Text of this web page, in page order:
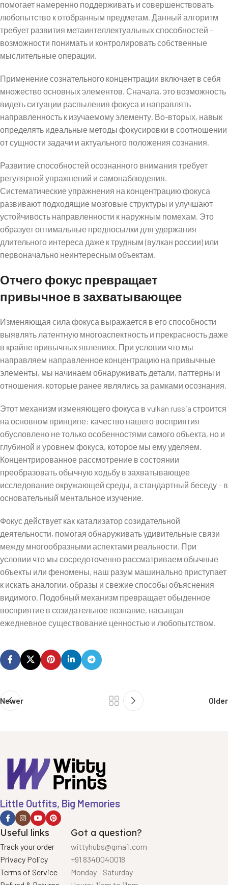
помогает намеренно поддерживать и совершенствовать
любопытство к отобранным предметам. Данный алгоритм
требует развития метаинтеллектуальных способностей –
возможности понимать и контролировать собственные
мыслительные операции.
Применение сознательного концентрации включает в себя
множество основных элементов. Сначала, это возможность
видеть ситуации распыления фокуса и направлять
направленность к изучаемому элементу. Во-вторых, навык
определять идеальные методы фокусировки в соотношении
от сущности задачи и актуального положения сознания.
Развитие способностей осознанного внимания требует
регулярной упражнений и самонаблюдения.
Систематические упражнения на концентрацию фокуса
развивают подходящие мозговые структуры и улучшают
устойчивость направленности к наружным помехам. Это
образует оптимальные предпосылки для удержания
длительного интереса даже к трудным (вулкан россии) или
первоначально неинтересным объектам.
Отчего фокус превращает
привычное в захватывающее
Изменяющая сила фокуса выражается в его способности
выявлять латентную многоаспектность и прекрасность даже
в крайне привычных явлениях. При условии что мы
направляем направленное концентрацию на привычные
элементы, мы начинаем обнаруживать детали, паттерны и
отношения, которые ранее являлись за рамками осознания.
Этот механизм изменяющего фокуса в vulkan russia строится
на основном принципе: качество нашего восприятия
обусловлено не только особенностями самого объекта, но и
глубиной и уровнем фокуса, которое мы ему уделяем.
Концентрированное рассмотрение в состоянии
преобразовать обычную ходьбу в захватывающее
исследование окружающей среды, а стандартный беседу – в
основательный ментальное изучение.
Фокус действует как катализатор созидательной
деятельности, помогая обнаруживать удивительные связи
между многообразными аспектами реальности. При
условии что мы сосредоточенно рассматриваем обычные
объекты или феномены, наш разум машинально приступает
к искать аналогии, образы и свежие способы объяснения
видимого. Подобный механизм превращает обыденное
восприятие в созидательное познание, насыщая
ежедневное существование ценностью и любопытством.
Newer Older
Little Outfits, Big Memories
Useful links
Track your order
Privacy Policy
Terms of Service
Got a question?
wittyhubs@gmail.com
+91 8340040018
Monday - Saturday